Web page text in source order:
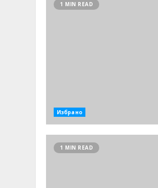
1 MIN READ
Избрано
1 MIN READ